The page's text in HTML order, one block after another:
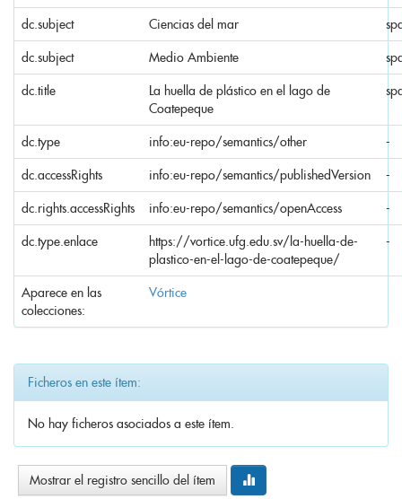
dc.subject Ciencias del mar
dc.subject Medio Ambiente
dc.title
La huella de plástico en el lago de
Coatepeque
dc.type info:eu-repo/semantics/other -
dc.accessRights info:eu-repo/semantics/publishedVersion -
dc.rights.accessRights info:eu-repo/semantics/openAccess -
dc.type.enlace
https://vortice.ufg.edu.sv/la-huella-de-
plastico-en-el-lago-de-coatepeque/
-
Aparece en las
colecciones:
Vórtice
Ficheros en este ítem:
No hay ficheros asociados a este ítem.
Mostrar el registro sencillo del ítem